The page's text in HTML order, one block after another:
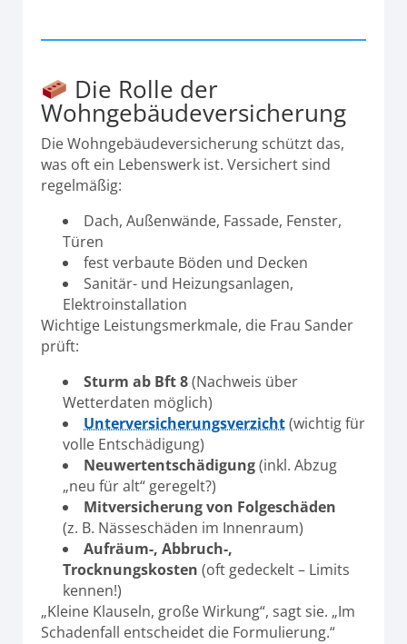
Die Rolle der
Wohngebäudeversicherung
Die Wohngebäudeversicherung schützt das,
was oft ein Lebenswerk ist. Versichert sind
regelmäßig:
Dach, Außenwände, Fassade, Fenster,
Türen
fest verbaute Böden und Decken
Sanitär- und Heizungsanlagen,
Elektroinstallation
Wichtige Leistungsmerkmale, die Frau Sander
prüft:
Sturm ab Bft 8(Nachweis über
Wetterdaten möglich)
Unterversicherungsverzicht(wichtig für
volle Entschädigung)
Neuwertentschädigung(inkl. Abzug
„neu für alt“ geregelt?)
Mitversicherung von Folgeschäden
(z. B. Nässeschäden im Innenraum)
Aufräum-, Abbruch-,
Trocknungskosten (oft gedeckelt – Limits
kennen!)
„Kleine Klauseln, große Wirkung“, sagt sie. „Im
Schadenfall entscheidet die Formulierung.“